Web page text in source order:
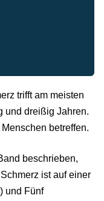
trifft am meisten
und dreißig Jahren.
betreffen.
beschrieben,
ist auf einer
und Fünf